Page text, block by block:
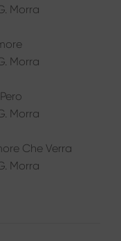
Morra
Morra
Morra
Che Verra
Morra